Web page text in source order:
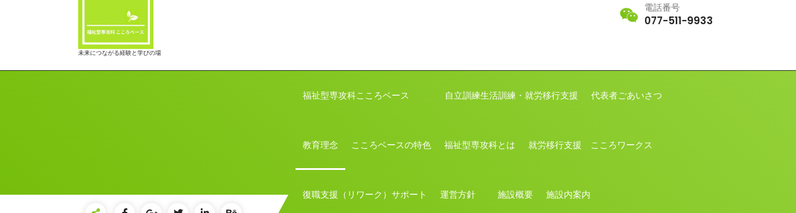
未来につながる経験と学びの場
電話番号
077-511-9933
福祉型専攻科こころベース 自立訓練生活訓練・就労移行支援 代表者ごあいさつ
教育理念 こころベースの特色 福祉型専攻科とは 就労移行支援 こころワークス
復職支援（リワーク）サポート 運営方針 施設概要 施設内案内